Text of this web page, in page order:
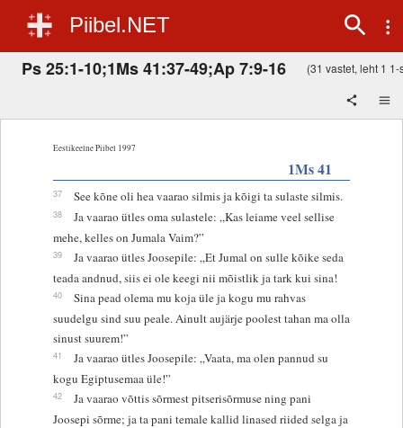
Piibel.NET
Ps 25:1-10;1Ms 41:37-49;Ap 7:9-16 (31 vastet, leht 1 1-
Eestikeelne Piibel 1997
1Ms 41
37 See kõne oli hea vaarao silmis ja kõigi ta sulaste silmis.
38
Ja vaarao ütles oma sulastele: „Kas leiame veel sellise
mehe, kelles on Jumala Vaim?”
39
Ja vaarao ütles Joosepile: „Et Jumal on sulle kõike seda
teada andnud, siis ei ole keegi nii mõistlik ja tark kui sina!
40
Sina pead olema mu koja üle ja kogu mu rahvas
suudelgu sind suu peale. Ainult aujärje poolest tahan ma olla
sinust suurem!”
41
Ja vaarao ütles Joosepile: „Vaata, ma olen pannud su
kogu Egiptusemaa üle!”
42
Ja vaarao võttis sõrmest pitserisõrmuse ning pani
Joosepi sõrme; ja ta pani temale kallid linased riided selga ja